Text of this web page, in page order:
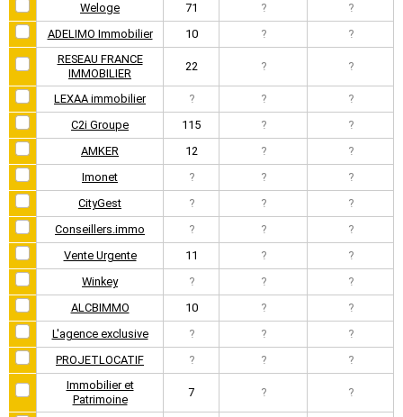
Weloge
71 ?
?
ADELIMO Immobilier
10 ?
?
RESEAU FRANCE
IMMOBILIER
22 ? ?
LEXAA immobilier ? ?
?
C2i Groupe
115 ?
?
AMKER
12 ?
?
Imonet
? ?
?
CityGest
? ?
?
Conseillers.immo
? ?
?
Vente Urgente
11 ?
?
Winkey
? ?
?
ALCBIMMO
10 ?
?
L'agence exclusive
? ?
?
PROJETLOCATIF
? ?
?
Immobilier et
Patrimoine
7 ? ?